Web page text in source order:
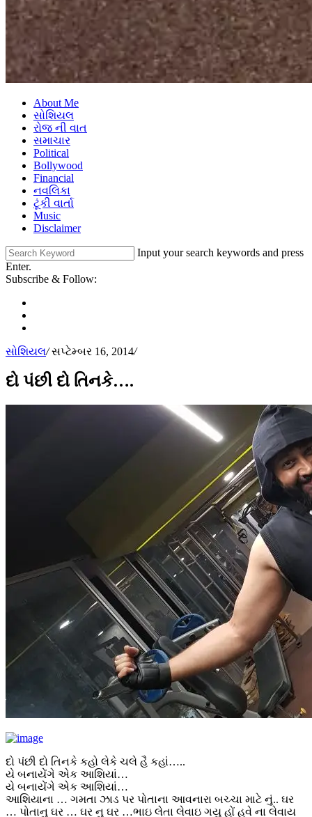
About Me
સોશિયલ
રોજ ની વાત
સમાચાર
Political
Bollywood
Financial
નવલિકા
ટૂંકી વાર્તા
Music
Disclaimer
Input your search keywords and press
Enter.
Subscribe & Follow:
સોશિયલ/સપ્ટેમ્બર 16, 2014/
દો પંછી દો તિનકે….
દો પંછી દો તિનકે કહો લેકે ચલે હૈ કહાં…..
યે બનાયેંગે એક આશિયાં…
યે બનાયેંગે એક આશિયાં…
આશિયાના … ગમતા ઝાડ પર પોતાના આવનારા બચ્ચા માટે નું.. ઘર
… પોતાનુ ઘર … ઘર નુ ઘર …ભાઇ લેતા લેવાઇ ગયુ હોં હવે ના લેવાય